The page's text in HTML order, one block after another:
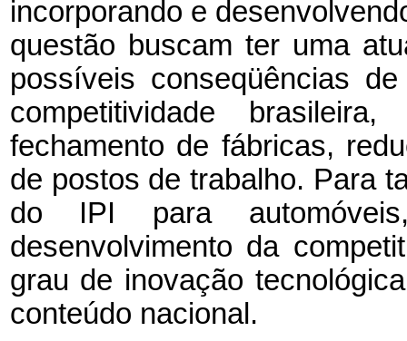
incorporando e
questão buscam ter uma
possíveis conseqüências
competitividade
fechamento de fábricas,
de postos de trabalho. Para
do IPI para
desenvolvimento da
grau de inovação
conteúdo nacional.